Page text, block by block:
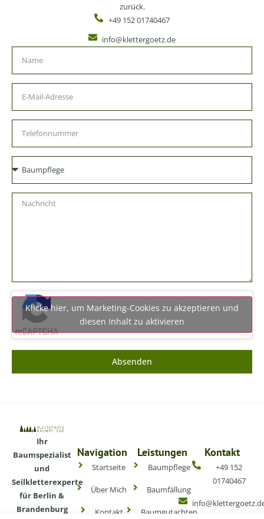
zurück.
+49 152 01740467
info@klettergoetz.de
Klicke hier, um Marketing-Cookies zu akzeptieren und
diesen Inhalt zu aktivieren
Absenden
Ihr
Baumspezialist
und
Seilkletterexperte
für Berlin &
Brandenburg
Navigation
Startseite
Über Mich
Kontakt
Leistungen
Baumpflege
Baumfällung
Baumgutachten
Kontakt
+49 152
01740467